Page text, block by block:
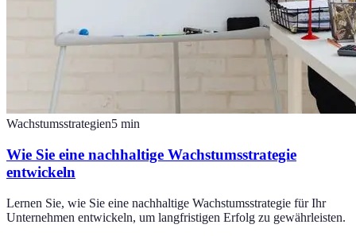
Wachstumsstrategien5 min
Wie Sie eine nachhaltige Wachstumsstrategie
entwickeln
Lernen Sie, wie Sie eine nachhaltige Wachstumsstrategie für Ihr
Unternehmen entwickeln, um langfristigen Erfolg zu gewährleisten.